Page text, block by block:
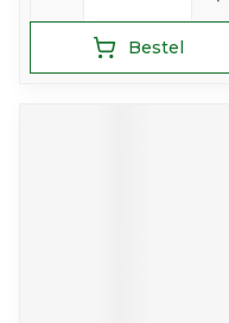
Bestel